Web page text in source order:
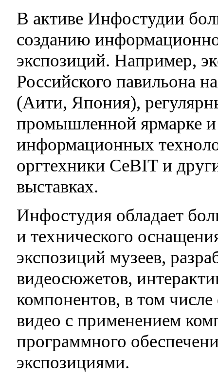
В активе Инфостудии
созданию
экспозиций. Например,
Российского павильона
(Аити, Япония),
промышленной ярмарке
информационных
оргтехники CeBIT и
выставках.
Инфостудия обладает
и технического
экспозиций музеев,
видеосюжетов,
компонентов, в том
видео с применением
программного
экспозициями.